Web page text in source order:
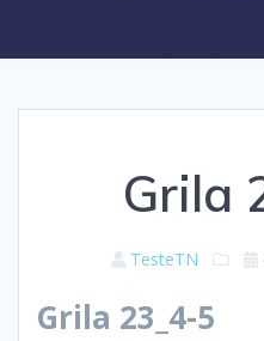
Grila
TesteTN
Grila 23_4-5